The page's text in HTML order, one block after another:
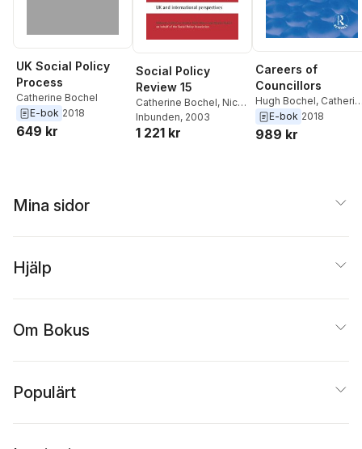
UK Social Policy
Process
Catherine Bochel
E-bok 2018
649 kr
Social Policy
Review 15
Catherine Bochel, Nick
Ellison,Martin Powell
Inbunden, 2003
1 221 kr
Careers of
Councillors
Hugh Bochel,
Bochel
E-bok 2018
989 kr
Mina sidor
Hjälp
Om Bokus
Populärt